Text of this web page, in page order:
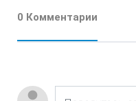
0 Комментарии